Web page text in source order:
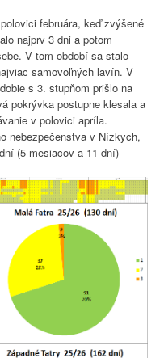
februára, keď zvýšené
najprv 3 dni a potom
V tom období sa stalo
samovoľných lavín. V
s 3. stupňom prišlo na
pokrývka postupne klesala a
v polovici apríla.
nebezpečenstva v Nízkych,
(5 mesiacov a 11 dní)